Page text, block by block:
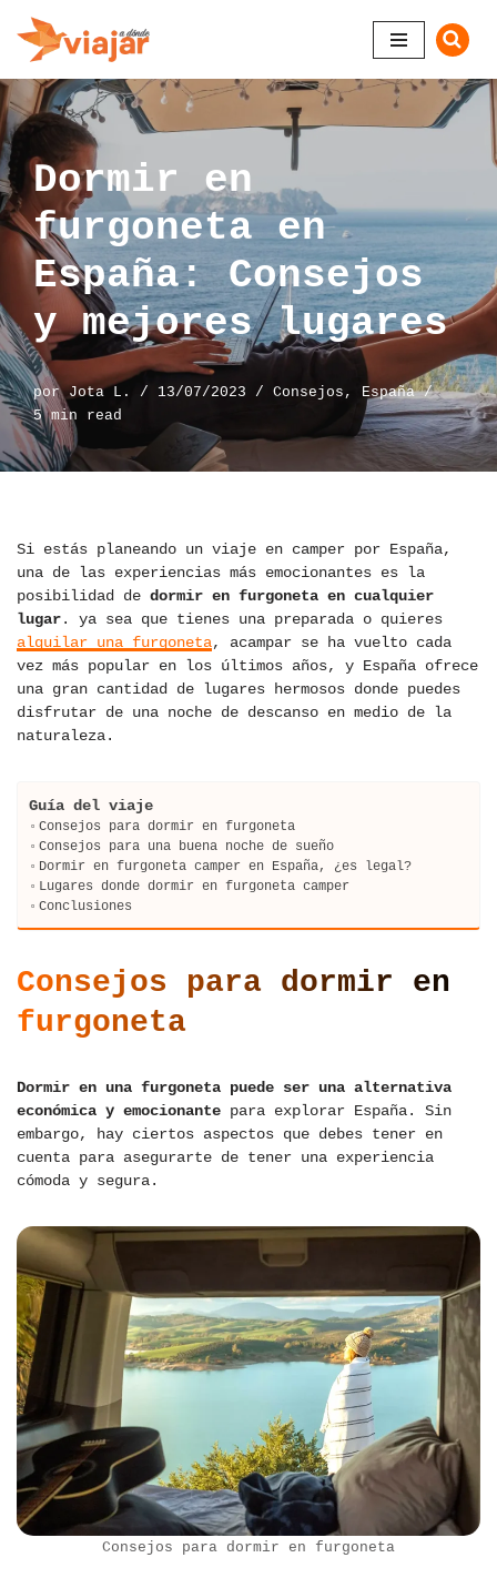
Saltar
al
contenido
Dormir en
furgoneta en
España: Consejos
y mejores lugares
porJota L. 13/07/2023 Consejos , España
5 min read
Si estás planeando un viaje en camper por España,
una de las experiencias más emocionantes es la
posibilidad de dormir en furgoneta en cualquier
lugar. ya sea que tienes una preparada o quieres
alquilar una furgoneta, acampar se ha vuelto cada
vez más popular en los últimos años, y España ofrece
una gran cantidad de lugares hermosos donde puedes
disfrutar de una noche de descanso en medio de la
naturaleza.
Guía del viaje
Consejos para dormir en furgoneta
Consejos para una buena noche de sueño
Dormir en furgoneta camper en España, ¿es legal?
Lugares donde dormir en furgoneta camper
Conclusiones
Consejos para dormir en
furgoneta
Dormir en una furgoneta puede ser una alternativa
económica y emocionante para explorar España. Sin
embargo, hay ciertos aspectos que debes tener en
cuenta para asegurarte de tener una experiencia
cómoda y segura.
Consejos para dormir en furgoneta